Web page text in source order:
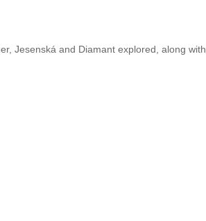
Jesenská and Diamant explored, along with